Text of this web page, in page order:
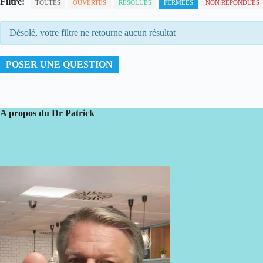
TOUTES OUVERTES RÉSOLUES FERMÉES NON RÉPONDUES
Désolé, votre filtre ne retourne aucun résultat
POSER UNE QUESTION
A propos du Dr Patrick